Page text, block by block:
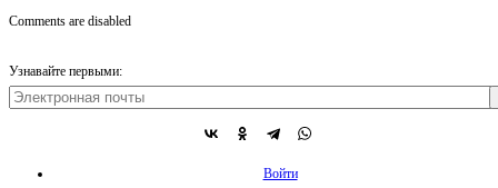
Comments are disabled
Узнавайте первыми:
Войти